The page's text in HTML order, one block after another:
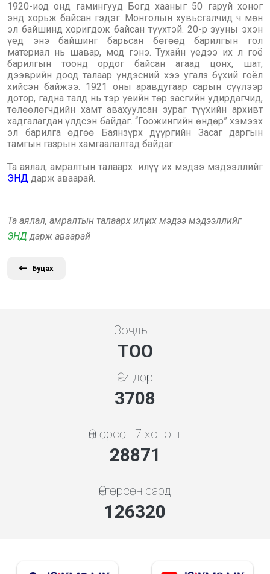
1920-иод онд гамингууд Богд хааныг 50 гаруй хоног
энд хорьж байсан гэдэг. Монголын хувьсгалчид ч мөн
эл байшинд хоригдож байсан түүхтэй. 20-р зууны эхэн
үед энэ байшинг барьсан бөгөөд барилгын гол
материал нь шавар, мод гэнэ. Тухайн үедээ их л гоё
барилгын тоонд ордог байсан агаад цонх, шат,
дээврийн доод талаар үндэсний хээ угалз бүхий гоёл
хийсэн байжээ. 1921 оны аравдугаар сарын сүүлээр
дотор, гадна талд нь тэр үеийн төр засгийн удирдагчид,
төлөөлөгчдийн хамт авахуулсан зураг түүхийн архивт
хадгалагдан үлдсэн байдаг. “Гоожингийн өндөр” хэмээх
эл барилга өдгөө Баянзүрх дүүргийн Засаг даргын
тамгын газрын хамгаалалтад байдаг.
Та аялал, амралтын талаарх илүү их мэдээ мэдээллийг
ЭНД дарж аваарай.
Та аялал, амралтын талаарх илүү их мэдээ мэдээллийг
ЭНД дарж аваарай
Буцах
Зочдын
ТОО
Өчигдөр
3994
Өнгөрсөн 7 хоногт
31092
Өнгөрсөн сард
136037